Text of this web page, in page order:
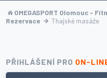
OMEGASPORT Olomouc -
Rezervace
Thajské masáže
PŘIHLÁŠENÍ PRO ON-